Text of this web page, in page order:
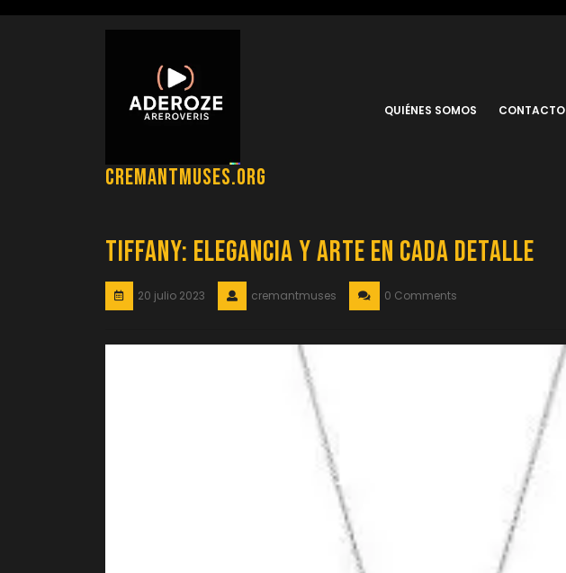
cremantmuses.org
QUIÉNES SOMOS CONTACTO
Tiffany: Elegancia y Arte en Cada Detalle
20 julio 2023 cremantmuses 0 Comments